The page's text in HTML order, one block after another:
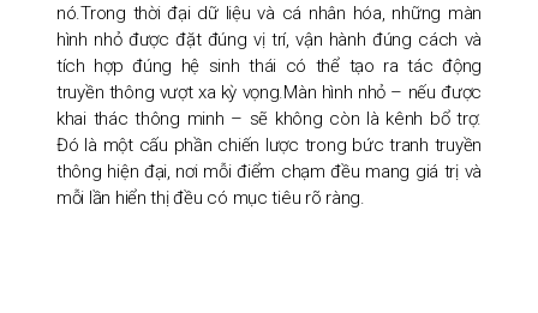
nó.Trong thời đại dữ liệu và cá nhân hóa, những màn
hình nhỏ được đặt đúng vị trí, vận hành đúng cách và
tích hợp đúng hệ sinh thái có thể tạo ra tác động
truyền thông vượt xa kỳ vọng.Màn hình nhỏ – nếu được
khai thác thông minh – sẽ không còn là kênh bổ trợ.
Đó là một cấu phần chiến lược trong bức tranh truyền
thông hiện đại, nơi mỗi điểm chạm đều mang giá trị và
mỗi lần hiển thị đều có mục tiêu rõ ràng.